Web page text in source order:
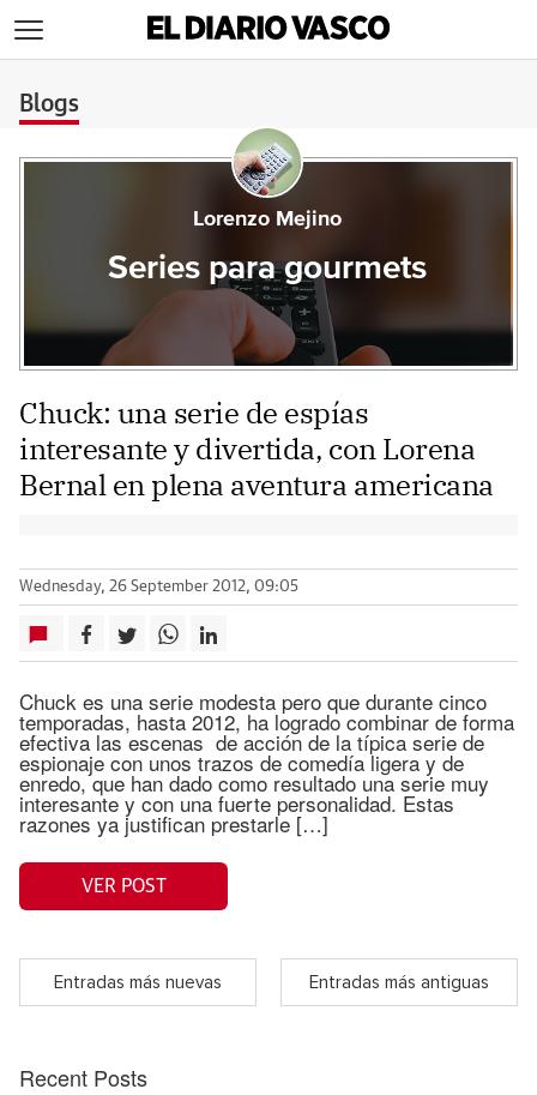
Blogs
Lorenzo Mejino
Series para gourmets
Chuck: una serie de espías
interesante y divertida, con Lorena
Bernal en plena aventura americana
Wednesday, 26 September 2012, 09:05
Chuck es una serie modesta pero que durante cinco
temporadas, hasta 2012, ha logrado combinar de forma
efectiva las escenas de acción de la típica serie de
espionaje con unos trazos de comedía ligera y de
enredo, que han dado como resultado una serie muy
interesante y con una fuerte personalidad. Estas
razones ya justifican prestarle […]
VER POST
Entradas más nuevas Entradas más antiguas
Recent Posts